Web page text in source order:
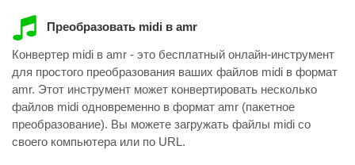
Преобразовать midi в amr
Конвертер midi в amr - это бесплатный онлайн-инструмент
для простого преобразования ваших файлов midi в формат
amr. Этот инструмент может конвертировать несколько
файлов midi одновременно в формат amr (пакетное
преобразование). Вы можете загружать файлы midi со
своего компьютера или по URL.